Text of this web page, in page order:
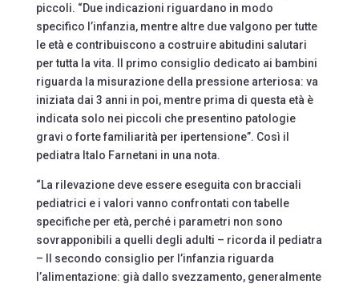
piccoli. “Due indicazioni riguardano in modo
specifico l’infanzia, mentre altre due valgono per tutte
le età e contribuiscono a costruire abitudini salutari
per tutta la vita. Il primo consiglio dedicato ai bambini
riguarda la misurazione della pressione arteriosa: va
iniziata dai 3 anni in poi, mentre prima di questa età è
indicata solo nei piccoli che presentino patologie
gravi o forte familiarità per ipertensione”. Così il
pediatra Italo Farnetani in una nota.
“La rilevazione deve essere eseguita con bracciali
pediatrici e i valori vanno confrontati con tabelle
specifiche per età, perché i parametri non sono
sovrapponibili a quelli degli adulti – ricorda il pediatra
– Il secondo consiglio per l’infanzia riguarda
l’alimentazione: già dallo svezzamento, generalmente